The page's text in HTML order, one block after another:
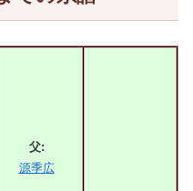
父:
源季広